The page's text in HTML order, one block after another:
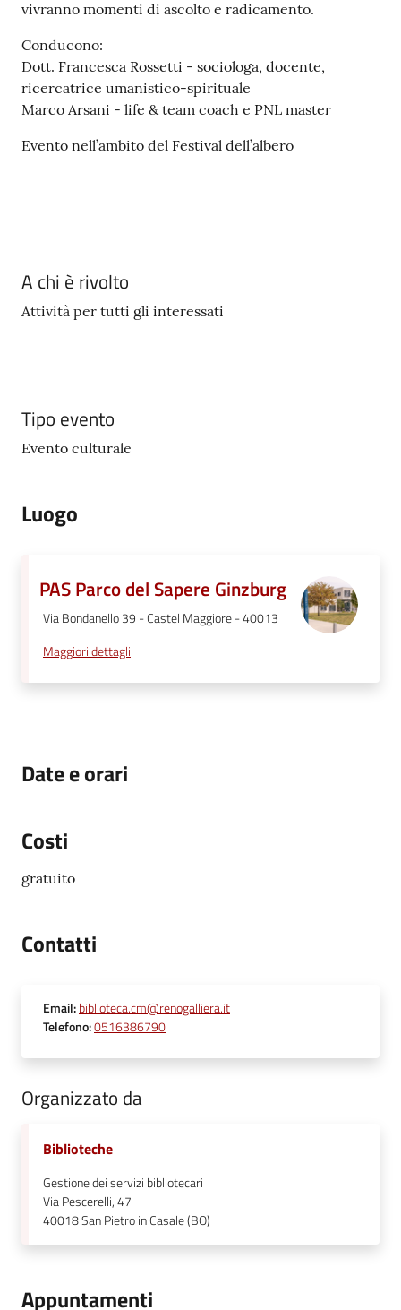
gli
argomenti...
Seguici
vivranno momenti di ascolto e radicamento.
Conducono:
Dott. Francesca Rossetti - sociologa, docente,
ricercatrice umanistico-spirituale
Marco Arsani - life & team coach e PNL master
Evento nell’ambito del Festival dell’albero
A chi è rivolto
Attività per tutti gli interessati
Tipo evento
Evento culturale
Luogo
PAS Parco del Sapere Ginzburg
Via Bondanello 39 - Castel Maggiore - 40013
Maggiori dettagli
Date e orari
Costi
gratuito
Contatti
Email:biblioteca.cm@renogalliera.it
Telefono:0516386790
Organizzato da
Biblioteche
Gestione dei servizi bibliotecari
Via Pescerelli, 47
40018San Pietro in Casale (BO)
Appuntamenti